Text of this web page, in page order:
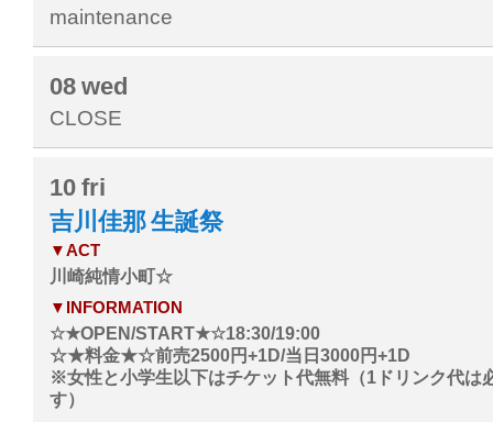
maintenance
08 wed
CLOSE
10 fri
吉川佳那 生誕祭
▼ACT
川崎純情小町☆
▼INFORMATION
☆★OPEN/START★☆18:30/19:00
☆★料金★☆前売2500円+1D/当日3000円+1D
※女性と小学生以下はチケット代無料（1ドリンク代は
す）